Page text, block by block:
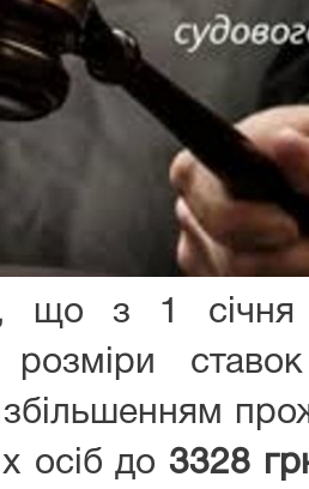
що з 1 січня
розміри
збільшенням
осіб до 3328